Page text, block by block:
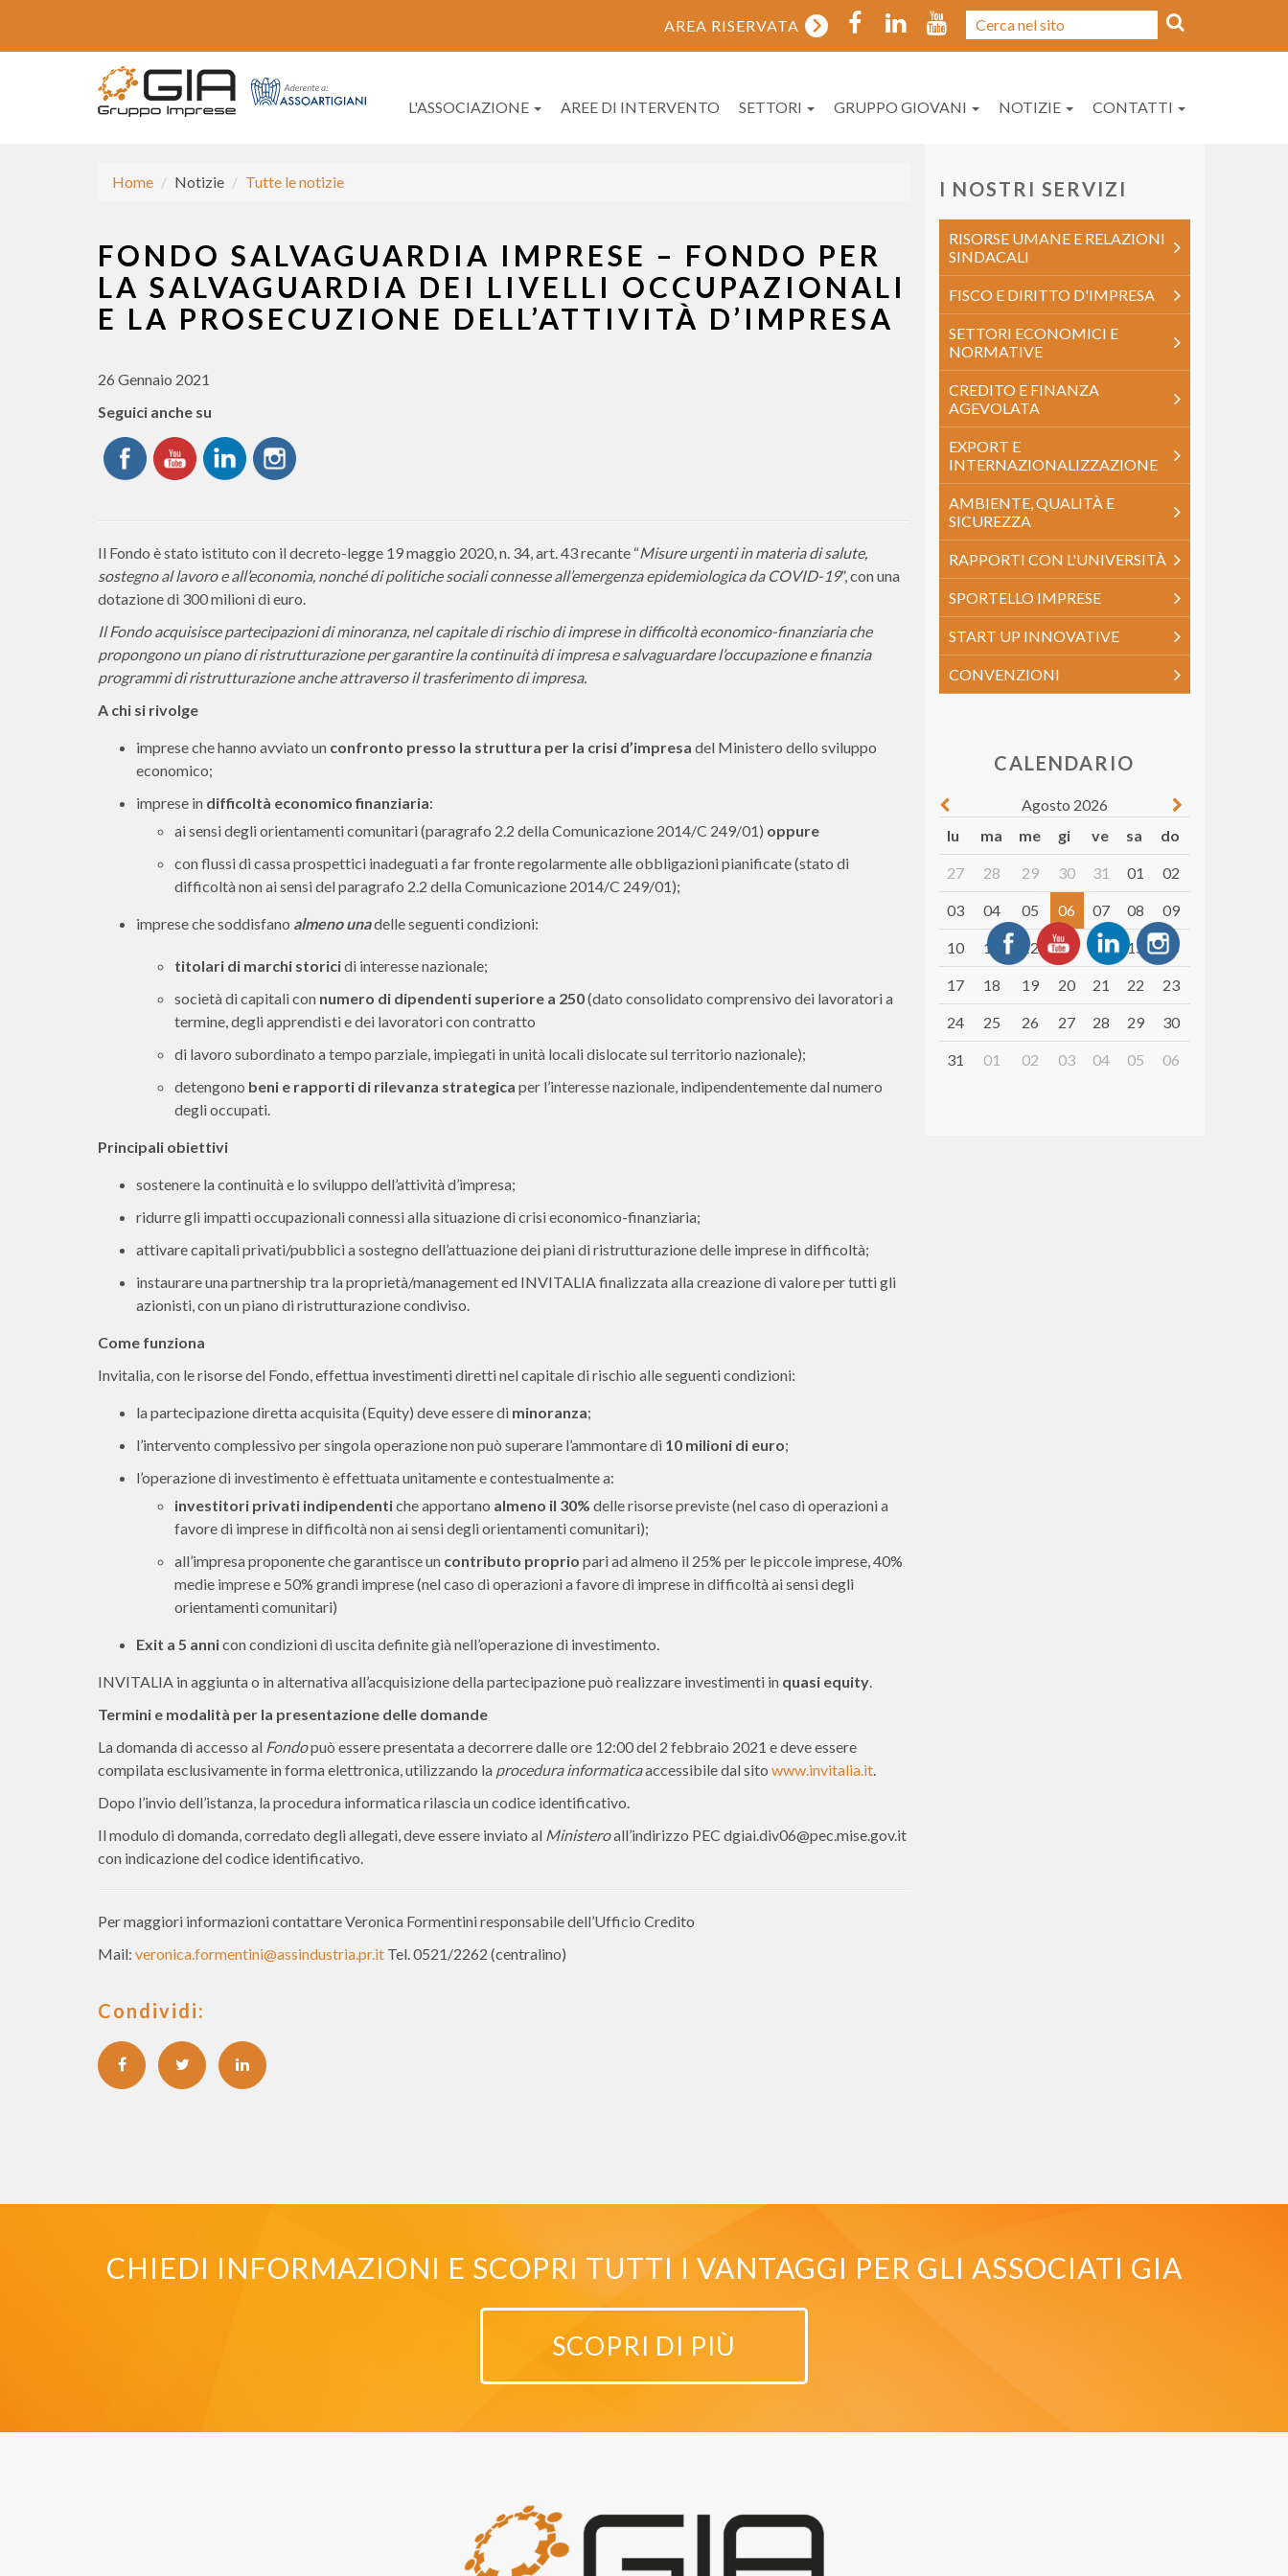
AREA RISERVATA
L'ASSOCIAZIONE AREE DI INTERVENTO SETTORI GRUPPO GIOVANI NOTIZIE CONTATTI
Home Notizie Tutte le notizie
FONDO SALVAGUARDIA IMPRESE – FONDO PER
LA SALVAGUARDIA DEI LIVELLI OCCUPAZIONALI
E LA PROSECUZIONE DELL’ATTIVITÀ D’IMPRESA
26 Gennaio 2021
Seguici anche su
Il Fondo è stato istituto con il decreto-legge 19 maggio 2020, n. 34, art. 43 recante “Misure urgenti in materia di salute,
sostegno al lavoro e all’economia, nonché di politiche sociali connesse all’emergenza epidemiologica da COVID-19”, con una
dotazione di 300 milioni di euro.
Il Fondo acquisisce partecipazioni di minoranza, nel capitale di rischio di imprese in difficoltà economico-finanziaria che
propongono un piano di ristrutturazione per garantire la continuità di impresa e salvaguardare l’occupazione e finanzia
programmi di ristrutturazione anche attraverso il trasferimento di impresa.
A chi si rivolge
imprese che hanno avviato un confronto presso la struttura per la crisi d’impresa del Ministero dello sviluppo
economico;
imprese in difficoltà economico finanziaria:
ai sensi degli orientamenti comunitari (paragrafo 2.2 della Comunicazione 2014/C 249/01) oppure
con flussi di cassa prospettici inadeguati a far fronte regolarmente alle obbligazioni pianificate (stato di
difficoltà non ai sensi del paragrafo 2.2 della Comunicazione 2014/C 249/01);
imprese che soddisfano almeno unadelle seguenti condizioni:
titolari di marchi storicidi interesse nazionale;
società di capitali con numero di dipendenti superiore a 250(dato consolidato comprensivo dei lavoratori a
termine, degli apprendisti e dei lavoratori con contratto
di lavoro subordinato a tempo parziale, impiegati in unità locali dislocate sul territorio nazionale);
detengono beni e rapporti di rilevanza strategica per l’interesse nazionale, indipendentemente dal numero
degli occupati.
Principali obiettivi
sostenere la continuità e lo sviluppo dell’attività d’impresa;
ridurre gli impatti occupazionali connessi alla situazione di crisi economico-finanziaria;
attivare capitali privati/pubblici a sostegno dell’attuazione dei piani di ristrutturazione delle imprese in difficoltà;
instaurare una partnership tra la proprietà/management ed INVITALIA finalizzata alla creazione di valore per tutti gli
azionisti, con un piano di ristrutturazione condiviso.
Come funziona
Invitalia, con le risorse del Fondo, effettua investimenti diretti nel capitale di rischio alle seguenti condizioni:
la partecipazione diretta acquisita (Equity) deve essere di minoranza;
l’intervento complessivo per singola operazione non può superare l’ammontare di 10 milioni di euro;
l’operazione di investimento è effettuata unitamente e contestualmente a:
investitori privati indipendentiche apportano almeno il 30% delle risorse previste (nel caso di operazioni a
favore di imprese in difficoltà non ai sensi degli orientamenti comunitari);
all’impresa proponente che garantisce un contributo proprio pari ad almeno il 25% per le piccole imprese, 40%
medie imprese e 50% grandi imprese (nel caso di operazioni a favore di imprese in difficoltà ai sensi degli
orientamenti comunitari)
Exit a 5 annicon condizioni di uscita definite già nell’operazione di investimento.
INVITALIA in aggiunta o in alternativa all’acquisizione della partecipazione può realizzare investimenti in quasi equity.
Termini e modalità per la presentazione delle domande
La domanda di accesso al Fondopuò essere presentata a decorrere dalle ore 12:00 del 2 febbraio 2021 e deve essere
compilata esclusivamente in forma elettronica, utilizzando la procedura informaticaaccessibile dal sito www.invitalia.it.
Dopo l’invio dell’istanza, la procedura informatica rilascia un codice identificativo.
Il modulo di domanda, corredato degli allegati, deve essere inviato al Ministeroall’indirizzo PEC dgiai.div06@pec.mise.gov.it
con indicazione del codice identificativo.
Per maggiori informazioni contattare Veronica Formentini responsabile dell’Ufficio Credito
Mail: veronica.formentini@assindustria.pr.it Tel. 0521/2262 (centralino)
Condividi:
I NOSTRI SERVIZI
RISORSE UMANE E RELAZIONI
SINDACALI
FISCO E DIRITTO D'IMPRESA
SETTORI ECONOMICI E
NORMATIVE
CREDITO E FINANZA
AGEVOLATA
EXPORT E
INTERNAZIONALIZZAZIONE
AMBIENTE, QUALITÀ E
SICUREZZA
RAPPORTI CON L'UNIVERSITÀ
SPORTELLO IMPRESE
START UP INNOVATIVE
CONVENZIONI
CALENDARIO
Agosto 2026
lu
ma me gi ve sa do
27 28 29 30 31 01 02
03 04 05 06 07 08 09
10 11 12 13 14 15 16
17 18 19 20 21 22 23
24 25 26 27 28 29 30
31 01 02 03 04 05 06
CHIEDI INFORMAZIONI E SCOPRI TUTTI I VANTAGGI PER GLI ASSOCIATI GIA
SCOPRI DI PIÙ